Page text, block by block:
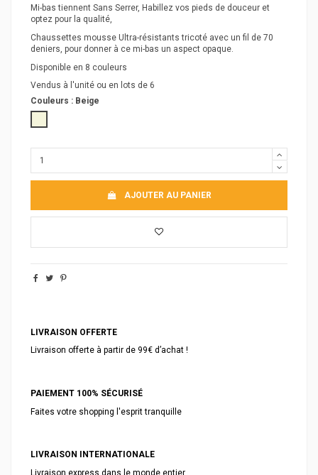
Mi-bas tiennent Sans Serrer, Habillez vos pieds de douceur et
optez pour la qualité,
Chaussettes mousse Ultra-résistants tricoté avec un fil de 70
deniers, pour donner à ce mi-bas un aspect opaque.
Disponible en 8 couleurs
Vendus à l'unité ou en lots de 6
Couleurs : Beige
AJOUTER AU PANIER
LIVRAISON OFFERTE
Livraison offerte à partir de 99€ d’achat !
PAIEMENT 100% SÉCURISÉ
Faites votre shopping l'esprit tranquille
LIVRAISON INTERNATIONALE
Livraison express dans le monde entier